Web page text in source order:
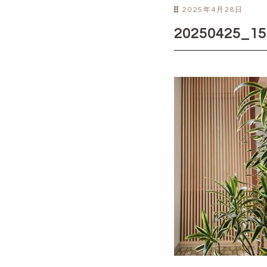
2025年4月28日